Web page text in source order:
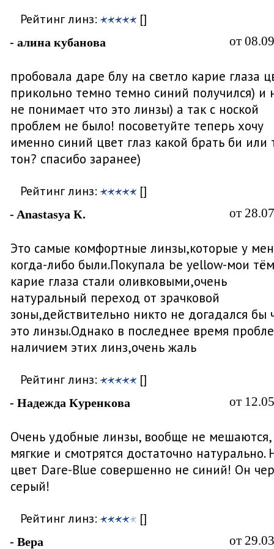
Рейтинг линз: []
- алина кубанова от
пробовала даре блу на светло карие глаза
прикольно темно темно синий получился) и
не понимает что это линзы) а так с ноской
проблем не было! посоветуйте теперь хочу
именно синий цвет глаз какой брать би или
тон? спасибо заранее)
Рейтинг линз: []
- Anastasya К. от
Это самые комфортные линзы,которые у
когда-либо были.Покупала be yellow-мои
карие глаза стали оливковыми,очень
натуральный переход от зрачковой
зоны,действительно никто не догадался бы
это линзы.Однако в последнее время
наличием этих линз,очень жаль
Рейтинг линз: []
- Надежда Куренкова от
Очень удобные линзы, вообще не мешаются,
мягкие и смотрятся достаточно натурально.
цвет Dare-Blue совершенно не синий! Он
серый!
Рейтинг линз: []
- Вера от